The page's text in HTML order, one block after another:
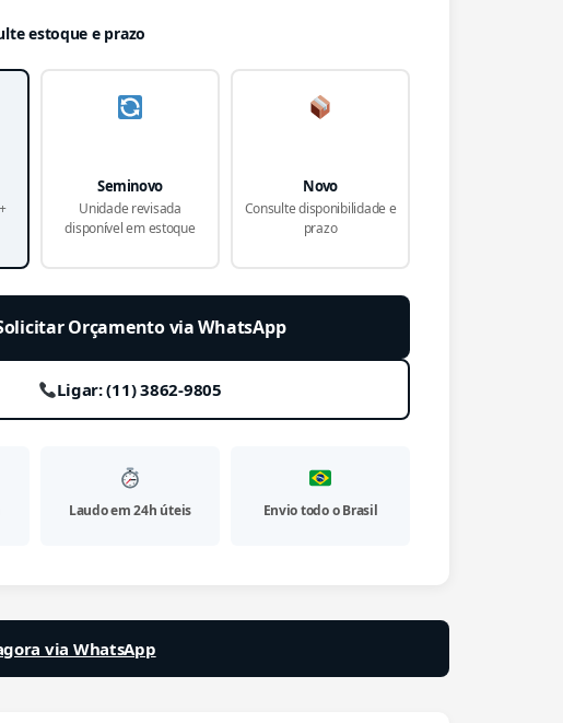
estoque e prazo
Seminovo
Unidade revisada
disponível em estoque
Novo
Consulte disponibilidade e
prazo
Orçamento via WhatsApp
Ligar: (11) 3862-9805
Laudo em 24h úteis Envio todo o Brasil
via WhatsApp